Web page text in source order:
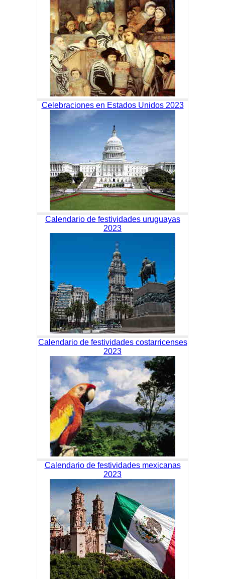
Celebraciones en Estados Unidos 2023
Calendario de festividades uruguayas
2023
Calendario de festividades costarricenses
2023
Calendario de festividades mexicanas
2023